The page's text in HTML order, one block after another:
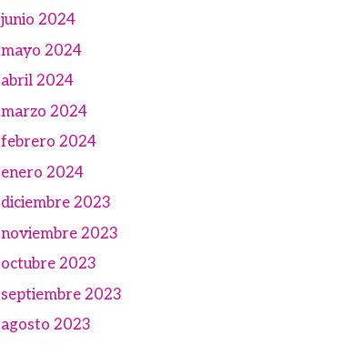
junio 2024
mayo 2024
abril 2024
marzo 2024
febrero 2024
enero 2024
diciembre 2023
noviembre 2023
octubre 2023
septiembre 2023
agosto 2023